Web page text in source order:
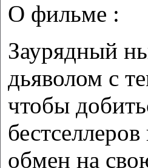
О фильме :
Заурядный
дьяволом с
чтобы
бестселлеров
обмен на